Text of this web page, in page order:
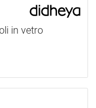
in vetro